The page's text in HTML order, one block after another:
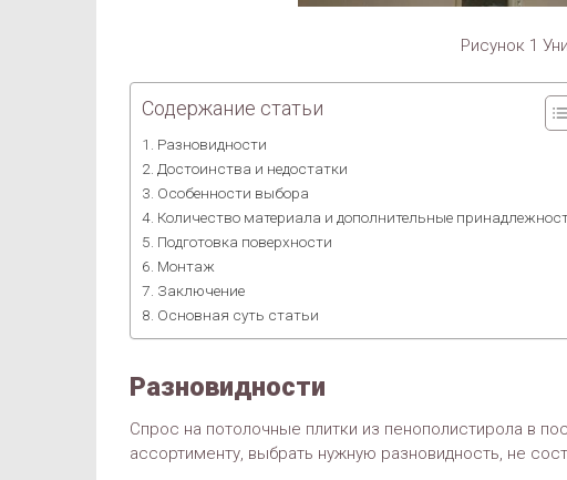
Рисунок 1
Содержание статьи
Разновидности
Достоинства и недостатки
Особенности выбора
Количество материала и дополнительные
Подготовка поверхности
Монтаж
Заключение
Основная суть статьи
Разновидности
Спрос на потолочные плитки из пенополистирола в
ассортименту, выбрать нужную разновидность, не